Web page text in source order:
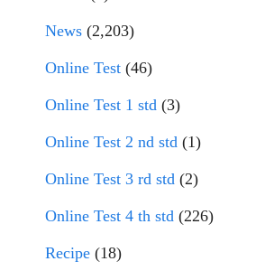
News (2,203)
Online Test (46)
Online Test 1 std (3)
Online Test 2 nd std (1)
Online Test 3 rd std (2)
Online Test 4 th std (226)
Recipe (18)